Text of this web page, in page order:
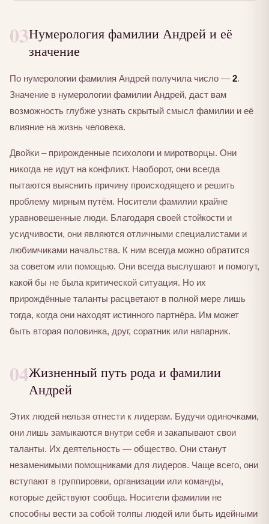
03Нумерология фамилии Андрей и её
значение
По нумерологии фамилия Андрей получила число — 2.
Значение в нумерологии фамилии Андрей, даст вам
возможность глубже узнать скрытый смысл фамилии и её
влияние на жизнь человека.
Двойки – прирожденные психологи и миротворцы. Они
никогда не идут на конфликт. Наоборот, они всегда
пытаются выяснить причину происходящего и решить
проблему мирным путём. Носители фамилии крайне
уравновешенные люди. Благодаря своей стойкости и
усидчивости, они являются отличными специалистами и
любимчиками начальства. К ним всегда можно обратится
за советом или помощью. Они всегда выслушают и помогут,
какой бы не была критической ситуация. Но их
прирождённые таланты расцветают в полной мере лишь
тогда, когда они находят истинного партнёра. Им может
быть вторая половинка, друг, соратник или напарник.
04Жизненный путь рода и фамилии
Андрей
Этих людей нельзя отнести к лидерам. Будучи одиночками,
они лишь замыкаются внутри себя и закапывают свои
таланты. Их деятельность — общество. Они станут
незаменимыми помощниками для лидеров. Чаще всего, они
вступают в группировки, организации или команды,
которые действуют сообща. Носители фамилии не
способны вести за собой толпы людей или быть идейными